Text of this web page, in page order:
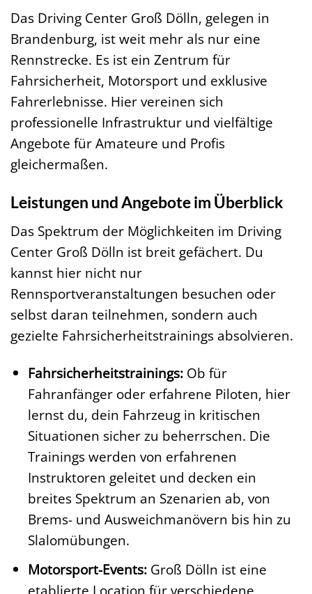
Das Driving Center Groß Dölln, gelegen in
Brandenburg, ist weit mehr als nur eine
Rennstrecke. Es ist ein Zentrum für
Fahrsicherheit, Motorsport und exklusive
Fahrerlebnisse. Hier vereinen sich
professionelle Infrastruktur und vielfältige
Angebote für Amateure und Profis
gleichermaßen.
Leistungen und Angebote im Überblick
Das Spektrum der Möglichkeiten im Driving
Center Groß Dölln ist breit gefächert. Du
kannst hier nicht nur
Rennsportveranstaltungen besuchen oder
selbst daran teilnehmen, sondern auch
gezielte Fahrsicherheitstrainings absolvieren.
Fahrsicherheitstrainings:Ob für
Fahranfänger oder erfahrene Piloten, hier
lernst du, dein Fahrzeug in kritischen
Situationen sicher zu beherrschen. Die
Trainings werden von erfahrenen
Instruktoren geleitet und decken ein
breites Spektrum an Szenarien ab, von
Brems- und Ausweichmanövern bis hin zu
Slalomübungen.
Motorsport-Events:Groß Dölln ist eine
etablierte Location für verschiedene